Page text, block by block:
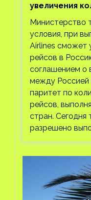
увеличения
Airlines
Министерство
условия, при
Airlines сможет
рейсов в
соглашением о
между Россией
паритет по
рейсов,
стран. Сегодня
разрешено